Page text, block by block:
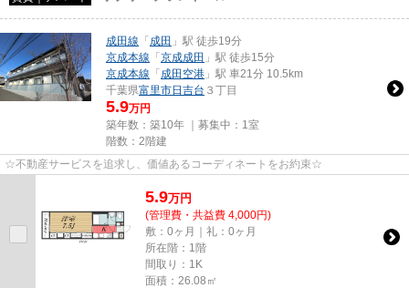
成田線 「成田 」駅 徒歩19分
京成本線 「京成成田 」駅 徒歩15分
京成本線 「成田空港 」駅 車21分 10.5km
千葉県富里市日吉台 ３丁目
5.9万円
築年数：築10年 ｜募集中： 1室
階数：2階建
☆不動産サービスを追求し、価値あるコーディネートをお約束☆
5.9万円
(管理費・共益費 4,000円)
敷：0ヶ月｜礼：0ヶ月
所在階：1階
間取り：1K
面積：26.08㎡